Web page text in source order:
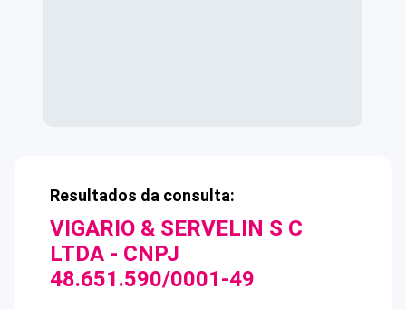
Resultados da consulta:
VIGARIO & SERVELIN S C
LTDA - CNPJ
48.651.590/0001-49